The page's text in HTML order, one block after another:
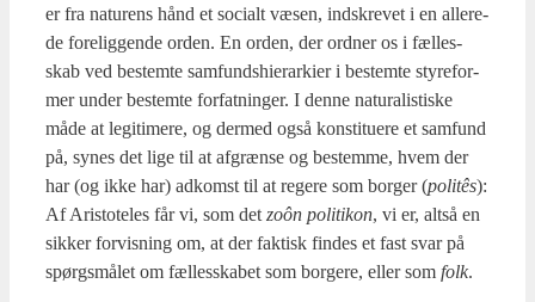
er fra natu­rens hånd et soci­alt væsen, ind­skre­vet i en alle­re­
de fore­lig­gen­de orden. En orden, der ord­ner os i fæl­les­
skab ved bestem­te sam­funds­hie­rar­ki­er i bestem­te sty­re­for­
mer under bestem­te for­fat­nin­ger. I den­ne natu­ra­li­sti­ske
måde at legi­ti­me­re, og der­med også kon­sti­tu­e­re et sam­fund
på, synes det lige til at afgræn­se og bestem­me, hvem der
har (og ikke har) adkomst til at rege­re som bor­ger (politês):
Af Ari­sto­te­les får vi, som det zoôn poli­ti­kon, vi er, alt­så en
sik­ker for­vis­ning om, at der fak­tisk fin­des et fast svar på
spørgs­må­let om fæl­les­ska­bet som bor­ge­re, eller som folk.